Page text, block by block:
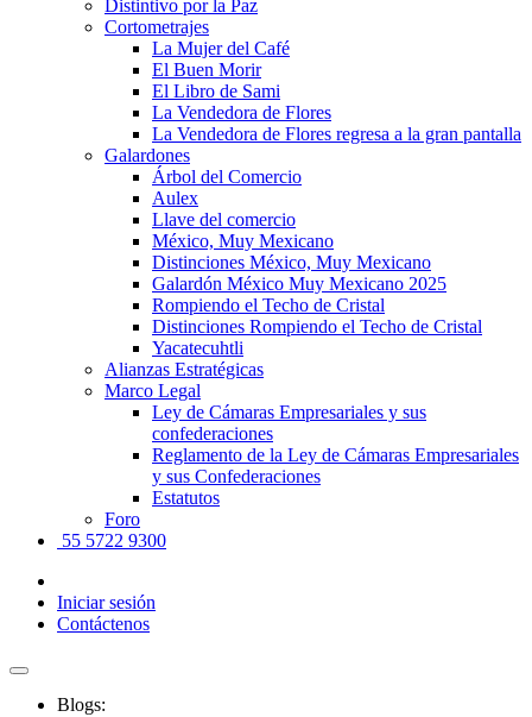
Distintivo por la Paz
Cortometrajes
La Mujer del Café
El Buen Morir
El Libro de Sami
La Vendedora de Flores
La Vendedora de Flores regresa a la gran pantalla
Galardones
Árbol del Comercio
Aulex
Llave del comercio
México, Muy Mexicano
Distinciones México, Muy Mexicano
Galardón México Muy Mexicano 2025
Rompiendo el Techo de Cristal
Distinciones Rompiendo el Techo de Cristal
Yacatecuhtli
Alianzas Estratégicas
Marco Legal
Ley de Cámaras Empresariales y sus
confederaciones
Reglamento de la Ley de Cámaras Empresariales
y sus Confederaciones
Estatutos
Foro
55 5722 9300
Iniciar sesión
Contáctenos
Blogs: